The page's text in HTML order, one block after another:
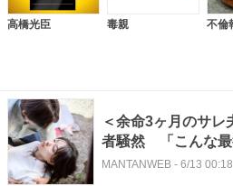
高橋光臣 毒親 不倫
＜余命3ヶ月のサレ
者騒然 「こんな最
行った？」
MANTANWEB - 6/13 00:18